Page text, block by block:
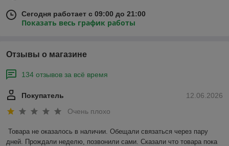
Сегодня работает с 09:00 до 21:00
Показать весь график работы
Отзывы о магазине
134 отзывов за всё время
12.06.2026
Покупатель
Очень плохо
Товара не оказалось в наличии. Обещали связаться через пару
дней. Прождали неделю, позвонили сами. Сказали что товара пока